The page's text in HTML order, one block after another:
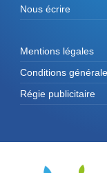
Nous écrire
Mentions légales
Conditions
Régie publicitaire